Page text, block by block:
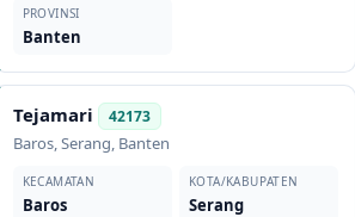
PROVINSI
Banten
Tejamari 42173
Baros,Serang, Banten
KECAMATAN
Baros
KOTA/KABUPATEN
Serang